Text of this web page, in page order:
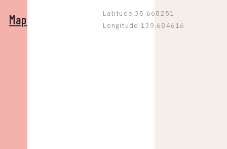
Map
Latitude 35.668251
Longitude 139.684616